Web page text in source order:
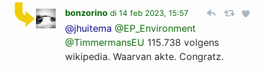
bonzorino di 14 feb 2023, 15:57
@jhuitema @EP_Environment
@TimmermansEU 115.738 volgens
wikipedia. Waarvan akte. Congratz.